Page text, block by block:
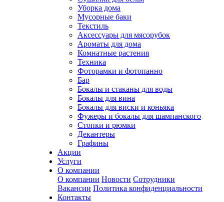
Уборка дома
Мусорные баки
Текстиль
Аксессуары для мясорубок
Ароматы для дома
Комнатные растения
Техника
Фоторамки и фотопанно
Бар
Бокалы и стаканы для воды
Бокалы для вина
Бокалы для виски и коньяка
Фужеры и бокалы для шампанского
Стопки и рюмки
Декантеры
Графины
Акции
Услуги
О компании
О компании Новости Сотрудники
Вакансии Политика конфиденциальности
Контакты